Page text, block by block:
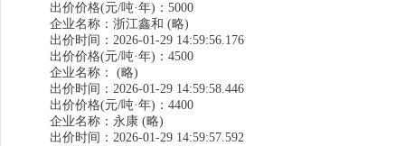
出价价格(元/吨·年)：5000
企业名称：浙江鑫和 (略)
出价时间：2026-01-29 14:59:56.176
出价价格(元/吨·年)：4500
企业名称： (略)
出价时间：2026-01-29 14:59:58.446
出价价格(元/吨·年)：4400
企业名称：永康 (略)
出价时间：2026-01-29 14:59:57.592